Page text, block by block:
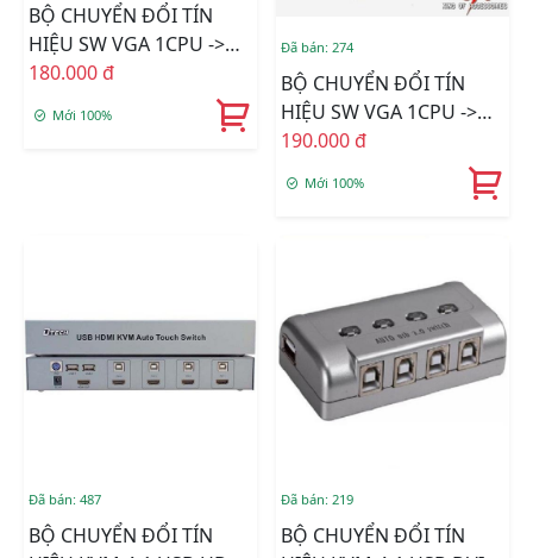
BỘ CHUYỂN ĐỔI TÍN
HIỆU SW VGA 1CPU ->
4LCD Xịn DTECH
180.000 đ
Mới 100%
Đã bán: 274
BỘ CHUYỂN ĐỔI TÍN
HIỆU SW VGA 1CPU ->
2LCD Xịn DTECH
190.000 đ
Mới 100%
Đã bán: 487
BỘ CHUYỂN ĐỔI TÍN
Đã bán: 219
BỘ CHUYỂN ĐỔI TÍN